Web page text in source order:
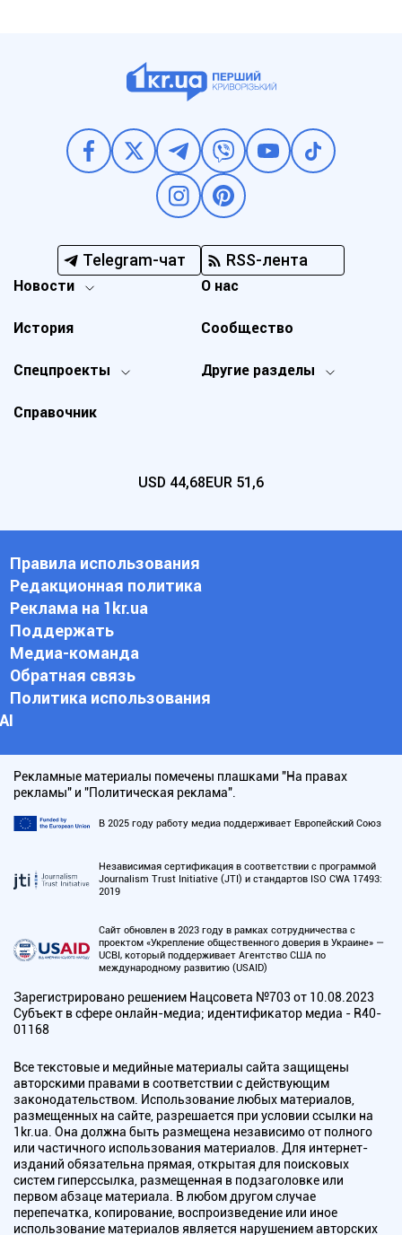
Telegram-чат RSS-лента
Новости
Спецпроекты Другие разделы
История
О нас
Справочник
Сообщество
USD 44,68EUR 51,6
Правила использования
Редакционная политика
Реклама на 1kr.ua
Поддержать
Медиа-команда
Обратная связь
Политика использования
АI
Рекламные материалы помечены плашками "На правах
рекламы" и "Политическая реклама".
В 2025 году работу медиа поддерживает Европейский Союз
Независимая сертификация в соответствии с программой
Journalism Trust Initiative (JTI) и стандартов ISO CWA 17493:
2019
Сайт обновлен в 2023 году в рамках сотрудничества с
проектом «Укрепление общественного доверия в Украине» —
UCBI, который поддерживает Агентство США по
международному развитию (USAID)
Зарегистрировано решением Нацсовета №703 от 10.08.2023
Субъект в сфере онлайн-медиа; идентификатор медиа - R40-
01168
Все текстовые и медийные материалы сайта защищены
авторскими правами в соответствии с действующим
законодательством. Использование любых материалов,
размещенных на сайте, разрешается при условии ссылки на
1kr.ua. Она должна быть размещена независимо от полного
или частичного использования материалов. Для интернет-
изданий обязательна прямая, открытая для поисковых
систем гиперссылка, размещенная в подзаголовке или
первом абзаце материала. В любом другом случае
перепечатка, копирование, воспроизведение или иное
использование материалов является нарушением авторских